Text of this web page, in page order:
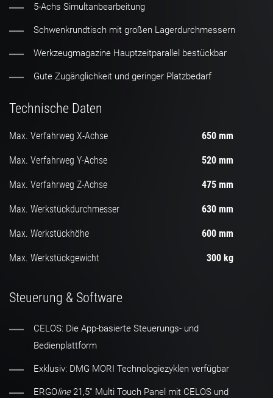
5-Achs Simultanbearbeitung
Schwenkrundtisch mit großen Lagerdurchmessern
Werkzeugmagazine Hauptzeitparallel bestückbar
Gute Zugänglichkeit und geringer Platzbedarf
Technische Daten
Max. Verfahrweg X-Achse 650 mm
Max. Verfahrweg Y-Achse 520 mm
Max. Verfahrweg Z-Achse 475 mm
Max. Werkstückdurchmesser 630 mm
Max. Werkstückhöhe 600 mm
Max. Werkstückgewicht 300 kg
Steuerung & Software
CELOS: Die App-basierte Steuerungs- und
Bedienplattform
Exklusiv: DMG MORI Technologiezyklen verfügbar
ERGOline 21,5‘‘ Multi Touch Panel mit CELOS und